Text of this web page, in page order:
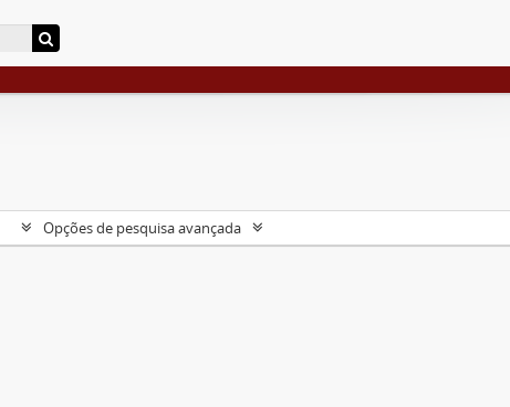
Opções de pesquisa avançada